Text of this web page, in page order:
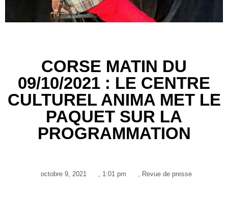
CORSE MATIN DU
09/10/2021 : LE CENTRE
CULTUREL ANIMA MET LE
PAQUET SUR LA
PROGRAMMATION
octobre 9, 2021 , 1:01 pm , Revue de presse